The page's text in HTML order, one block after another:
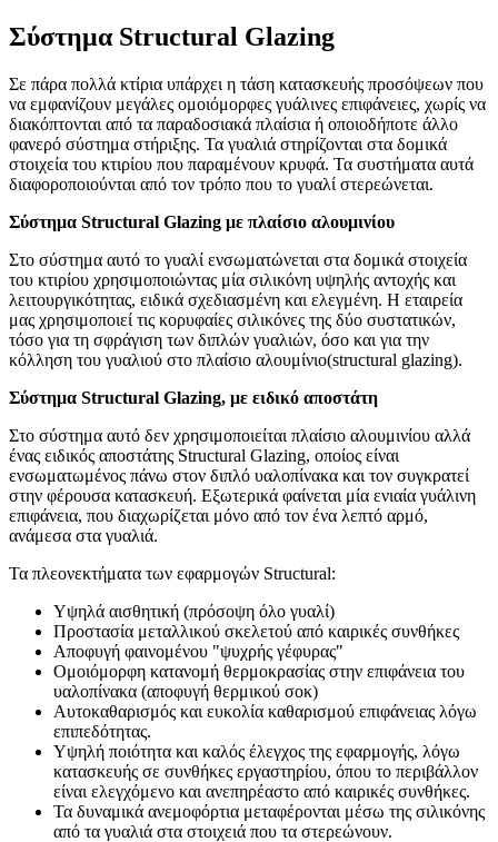
Σύστημα Structural Glazing
Σε πάρα πολλά κτίρια υπάρχει η τάση κατασκευής προσόψεων που
να εμφανίζουν μεγάλες ομοιόμορφες γυάλινες επιφάνειες, χωρίς να
διακόπτονται από τα παραδοσιακά πλαίσια ή οποιοδήποτε άλλο
φανερό σύστημα στήριξης. Τα γυαλιά στηρίζονται στα δομικά
στοιχεία του κτιρίου που παραμένουν κρυφά. Τα συστήματα αυτά
διαφοροποιούνται από τον τρόπο που το γυαλί στερεώνεται.
Σύστημα Structural Glazing με πλαίσιο αλουμινίου
Στο σύστημα αυτό το γυαλί ενσωματώνεται στα δομικά στοιχεία
του κτιρίου χρησιμοποιώντας μία σιλικόνη υψηλής αντοχής και
λειτουργικότητας, ειδικά σχεδιασμένη και ελεγμένη. Η εταιρεία
μας χρησιμοποιεί τις κορυφαίες σιλικόνες της δύο συστατικών,
τόσο για τη σφράγιση των διπλών γυαλιών, όσο και για την
κόλληση του γυαλιού στο πλαίσιο αλουμίνιο(structural glazing).
Σύστημα Structural Glazing, με ειδικό αποστάτη
Στο σύστημα αυτό δεν χρησιμοποιείται πλαίσιο αλουμινίου αλλά
ένας ειδικός αποστάτης Structural Glazing, οποίος είναι
ενσωματωμένος πάνω στον διπλό υαλοπίνακα και τον συγκρατεί
στην φέρουσα κατασκευή. Εξωτερικά φαίνεται μία ενιαία γυάλινη
επιφάνεια, που διαχωρίζεται μόνο από τον ένα λεπτό αρμό,
ανάμεσα στα γυαλιά.
Τα πλεονεκτήματα των εφαρμογών Structural:
Υψηλά αισθητική (πρόσοψη όλο γυαλί)
Προστασία μεταλλικού σκελετού από καιρικές συνθήκες
Αποφυγή φαινομένου "ψυχρής γέφυρας"
Ομοιόμορφη κατανομή θερμοκρασίας στην επιφάνεια του
υαλοπίνακα (αποφυγή θερμικού σοκ)
Αυτοκαθαρισμός και ευκολία καθαρισμού επιφάνειας λόγω
επιπεδότητας.
Υψηλή ποιότητα και καλός έλεγχος της εφαρμογής, λόγω
κατασκευής σε συνθήκες εργαστηρίου, όπου το περιβάλλον
είναι ελεγχόμενο και ανεπηρέαστο από καιρικές συνθήκες.
Τα δυναμικά ανεμοφόρτια μεταφέρονται μέσω της σιλικόνης
από τα γυαλιά στα στοιχειά που τα στερεώνουν.